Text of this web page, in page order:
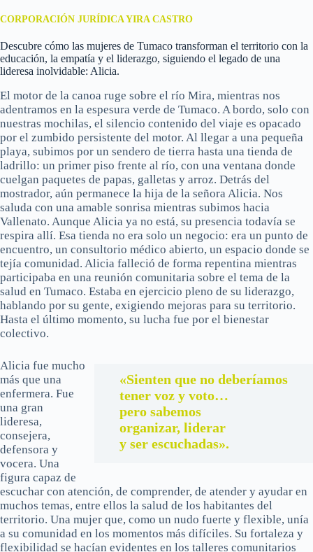
CORPORACIÓN JURÍDICA YIRA CASTRO
Descubre cómo las mujeres de Tumaco transforman el territorio con la
educación, la empatía y el liderazgo, siguiendo el legado de una
lideresa inolvidable: Alicia.
El motor de la canoa ruge sobre el río Mira, mientras nos
adentramos en la espesura verde de Tumaco. A bordo, solo con
nuestras mochilas, el silencio contenido del viaje es opacado
por el zumbido persistente del motor. Al llegar a una pequeña
playa, subimos por un sendero de tierra hasta una tienda de
ladrillo: un primer piso frente al río, con una ventana donde
cuelgan paquetes de papas, galletas y arroz. Detrás del
mostrador, aún permanece la hija de la señora Alicia. Nos
saluda con una amable sonrisa mientras subimos hacia
Vallenato. Aunque Alicia ya no está, su presencia todavía se
respira allí. Esa tienda no era solo un negocio: era un punto de
encuentro, un consultorio médico abierto, un espacio donde se
tejía comunidad. Alicia falleció de forma repentina mientras
participaba en una reunión comunitaria sobre el tema de la
salud en Tumaco. Estaba en ejercicio pleno de su liderazgo,
hablando por su gente, exigiendo mejoras para su territorio.
Hasta el último momento, su lucha fue por el bienestar
colectivo.
«Sienten que no deberíamos
tener voz y voto…
pero sabemos
organizar, liderar
y ser escuchadas».
Alicia fue mucho
más que una
enfermera. Fue
una gran
lideresa,
consejera,
defensora y
vocera. Una
figura capaz de
escuchar con atención, de comprender, de atender y ayudar en
muchos temas, entre ellos la salud de los habitantes del
territorio. Una mujer que, como un nudo fuerte y flexible, unía
a su comunidad en los momentos más difíciles. Su fortaleza y
flexibilidad se hacían evidentes en los talleres comunitarios